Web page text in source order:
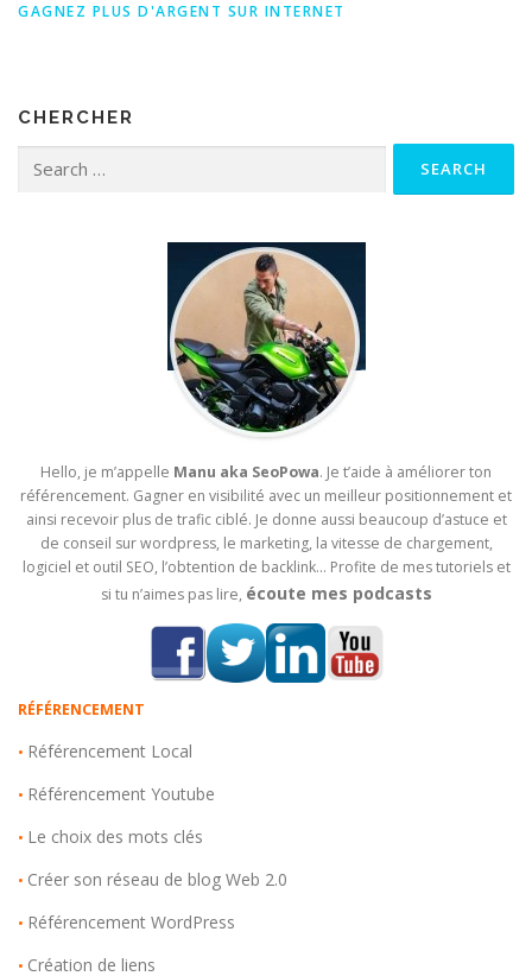
GAGNEZ PLUS D'ARGENT SUR INTERNET
CHERCHER
Hello, je m’appelle Manu aka SeoPowa. Je t’aide à améliorer ton
référencement. Gagner en visibilité avec un meilleur positionnement et
ainsi recevoir plus de trafic ciblé. Je donne aussi beaucoup d’astuce et
de conseil sur wordpress, le marketing, la vitesse de chargement,
logiciel et outil SEO, l’obtention de backlink… Profite de mes tutoriels et
si tu n’aimes pas lire, écoute mes podcasts
RÉFÉRENCEMENT
• Référencement Local
• Référencement Youtube
• Le choix des mots clés
• Créer son réseau de blog Web 2.0
• Référencement WordPress
• Création de liens